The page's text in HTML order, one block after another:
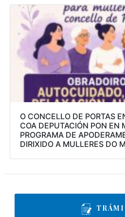
O CONCELLO DE PORTAS
COA DEPUTACIÓN PON EN
PROGRAMA DE
DIRIXIDO A MULLERES DO